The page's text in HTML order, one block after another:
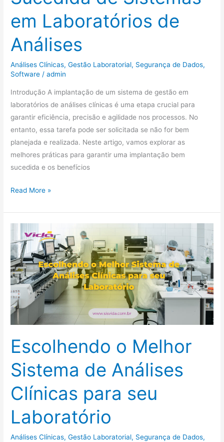
em Laboratórios de
Análises
Análises Clínicas,Gestão Laboratorial, Segurança de Dados,
Software /admin
Introdução A implantação de um sistema de gestão em
laboratórios de análises clínicas é uma etapa crucial para
garantir eficiência, precisão e agilidade nos processos. No
entanto, essa tarefa pode ser solicitada se não for bem
planejada e realizada. Neste artigo, vamos explorar as
melhores práticas para garantir uma implantação bem
sucedida e os benefícios
Read More »
Escolhendo o Melhor
Sistema de Análises
Clínicas para seu
Laboratório
Análises Clínicas,Gestão Laboratorial, Segurança de Dados,
o
Melhor
Sistema
de
Análises
Clínicas
para
Laboratório